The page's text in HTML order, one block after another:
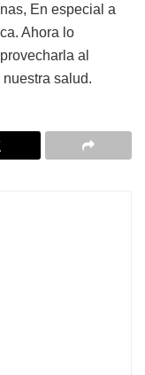
En especial a
Ahora lo
al
salud.